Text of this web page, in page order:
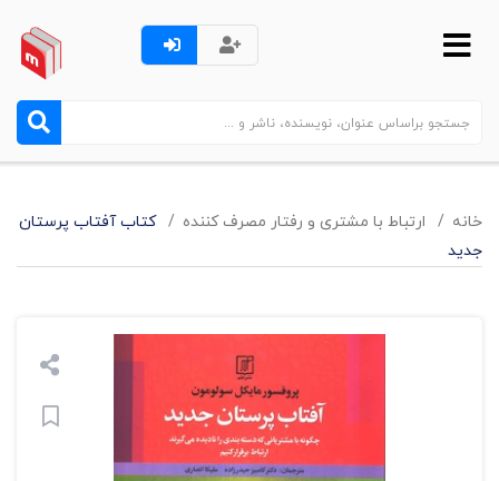
خانه ارتباط با مشتری و رفتار مصرف کننده
کتاب آفتاب پرستان
جدید